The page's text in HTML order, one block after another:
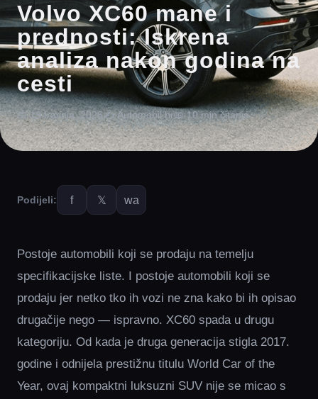
Volvo XC60 mane i
prednosti: Iskrena
analiza nakon godina na
cesti
📅 13 travnja, 2026✍️ Automobil.hr📖 10 min čitanja
Podijeli: f 𝕏 wa
Postoje automobili koji se prodaju na temelju
specifikacijske liste. I postoje automobili koji se
prodaju jer netko tko ih vozi ne zna kako bi ih opisao
drugačije nego — ispravno. XC60 spada u drugu
kategoriju. Od kada je druga generacija stigla 2017.
godine i odnijela prestižnu titulu World Car of the
Year, ovaj kompaktni luksuzni SUV nije se micao s